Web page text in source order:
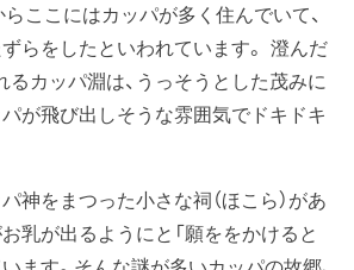
ここにはカッパが多く住んでいて、
ずらをしたといわれています。 澄んだ
るカッパ淵は、うっそうとした茂みに
が飛び出しそうな雰囲気でドキドキ
神をまつった小さな祠（ほこら）があ
乳が出るようにと「願ををかけると